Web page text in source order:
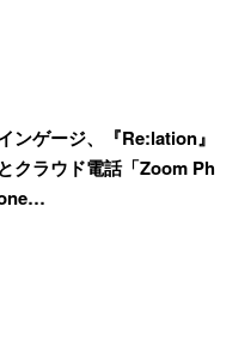
ンゲージ、『Re:lation』
とクラウド電話「Zoom Ph